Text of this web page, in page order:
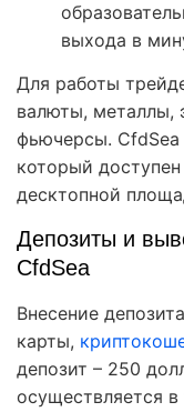
выхода в
Для работы
валюты, металлы,
фьючерсы. CfdSea
который
десктопной
Депозиты и
CfdSea
Внесение
карты,
депозит – 250
осуществляется